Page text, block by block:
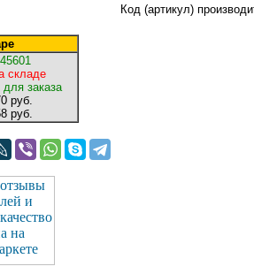
складе
заказа
руб.
руб.
Код (артикул)